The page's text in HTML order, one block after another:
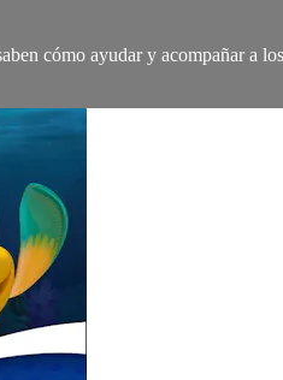
cómo ayudar y acompañar a